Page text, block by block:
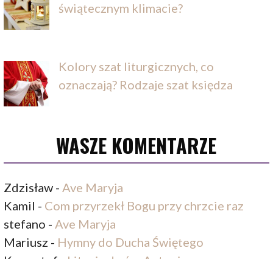
świątecznym klimacie?
Kolory szat liturgicznych, co
oznaczają? Rodzaje szat księdza
WASZE KOMENTARZE
Zdzisław -Ave Maryja
Kamil - Com przyrzekł Bogu przy chrzcie raz
stefano -Ave Maryja
Mariusz - Hymny do Ducha Świętego